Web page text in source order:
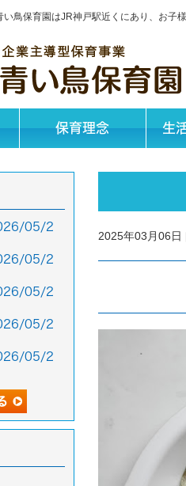
鳥保育園はJR神戸駅近くにあり、お子
保育理念 生
2025年03月06日
05/2
05/2
05/2
05/2
05/2